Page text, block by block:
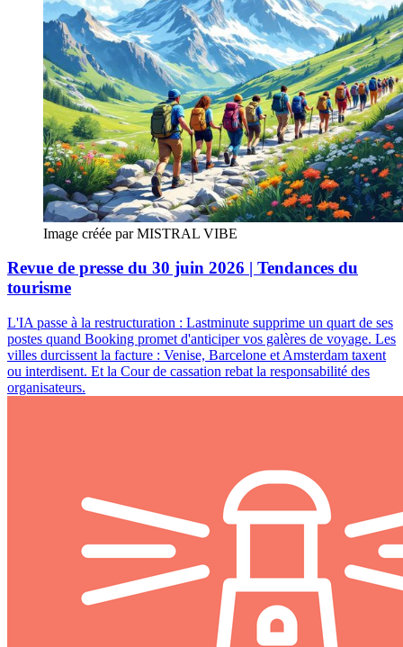
Image créée par MISTRAL VIBE
Revue de presse du 30 juin 2026 | Tendances du
tourisme
L'IA passe à la restructuration : Lastminute supprime un quart de ses
postes quand Booking promet d'anticiper vos galères de voyage. Les
villes durcissent la facture : Venise, Barcelone et Amsterdam taxent
ou interdisent. Et la Cour de cassation rebat la responsabilité des
organisateurs.